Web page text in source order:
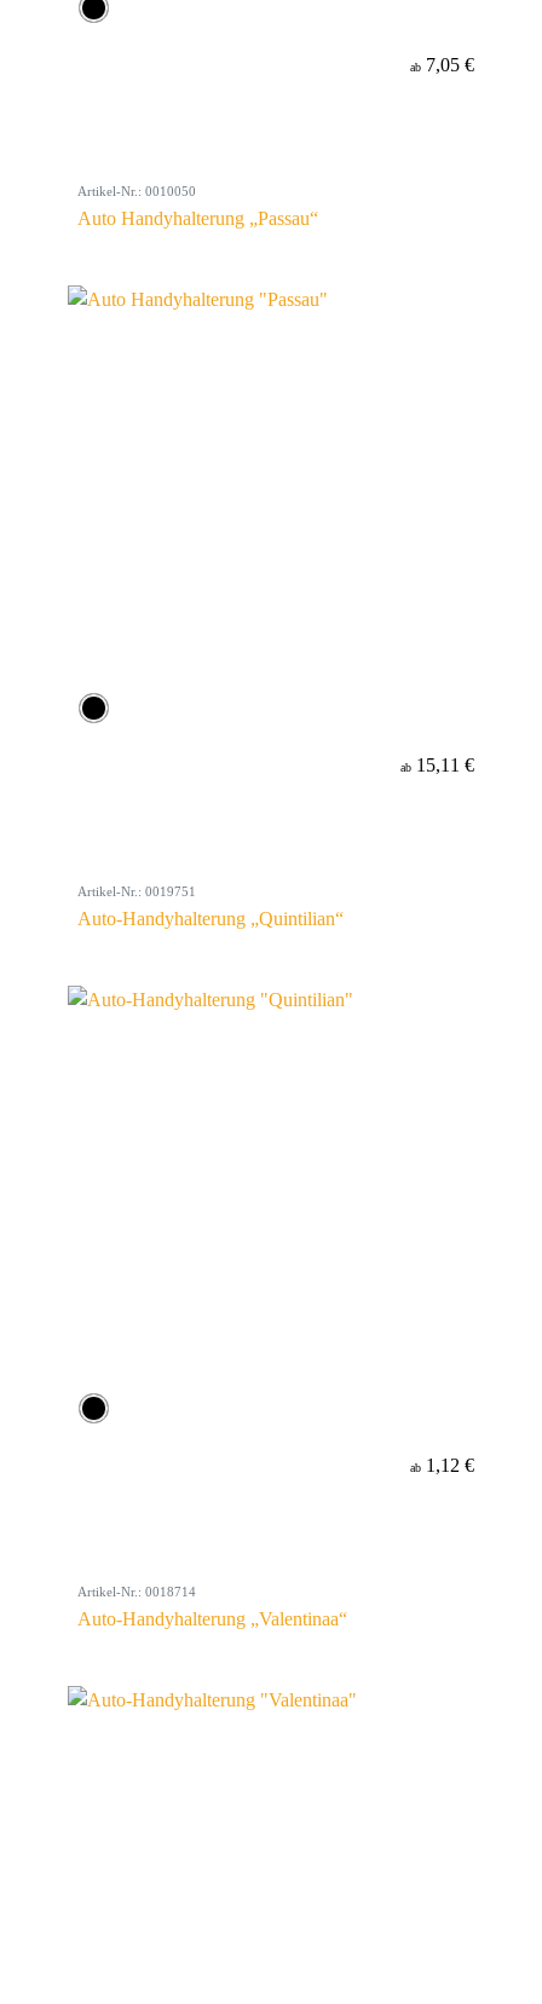
ab 7,05 €
Artikel-Nr.: 0010050
Auto Handyhalterung „Passau“
ab 15,11 €
Artikel-Nr.: 0019751
Auto-Handyhalterung „Quintilian“
ab 1,12 €
Artikel-Nr.: 0018714
Auto-Handyhalterung „Valentinaa“